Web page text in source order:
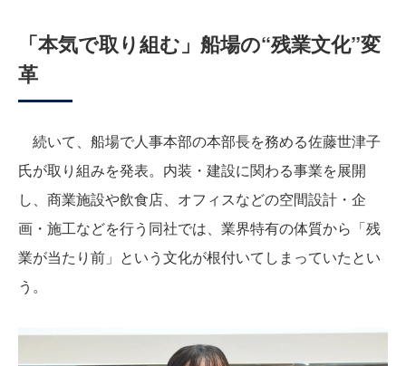
「本気で取り組む」船場の“残業文化”変
革
続いて、船場で人事本部の本部長を務める佐藤世津子
氏が取り組みを発表。内装・建設に関わる事業を展開
し、商業施設や飲食店、オフィスなどの空間設計・企
画・施工などを行う同社では、業界特有の体質から「残
業が当たり前」という文化が根付いてしまっていたとい
う。